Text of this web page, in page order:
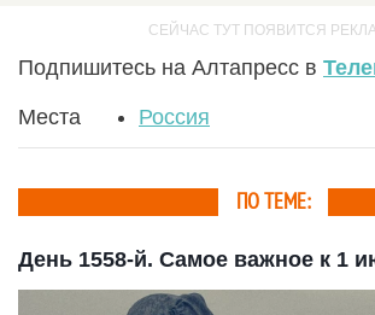
Подпишитесь на Алтапресс в
Места Россия
ПО ТЕМЕ:
День 1558-й. Самое важное к 1